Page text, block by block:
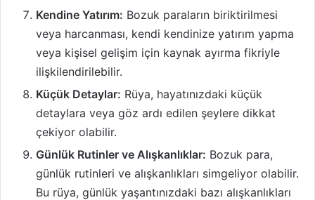
Kendine Yatırım: Bozuk paraların biriktirilmesi
veya harcanması, kendi kendinize yatırım yapma
veya kişisel gelişim için kaynak ayırma fikriyle
ilişkilendirilebilir.
Küçük Detaylar: Rüya, hayatınızdaki küçük
detaylara veya göz ardı edilen şeylere dikkat
çekiyor olabilir.
Günlük Rutinler ve Alışkanlıklar: Bozuk para,
günlük rutinleri ve alışkanlıkları simgeliyor olabilir.
Bu rüya, günlük yaşantınızdaki bazı alışkanlıkları